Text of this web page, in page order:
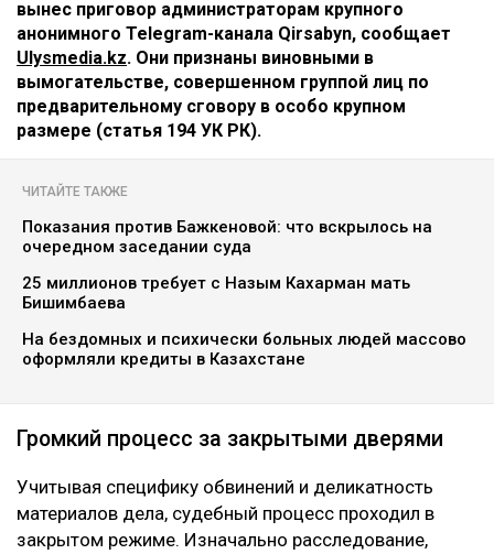
вынес приговор администраторам крупного
анонимного Telegram-канала Qirsabyn, сообщает
Ulysmedia.kz. Они признаны виновными в
вымогательстве, совершенном группой лиц по
предварительному сговору в особо крупном
размере (статья 194 УК РК).
ЧИТАЙТЕ ТАКЖЕ
Показания против Бажкеновой: что вскрылось на
очередном заседании суда
25 миллионов требует с Назым Кахарман мать
Бишимбаева
На бездомных и психически больных людей массово
оформляли кредиты в Казахстане
Громкий процесс за закрытыми дверями
Учитывая специфику обвинений и деликатность
материалов дела, судебный процесс проходил в
закрытом режиме. Изначально расследование,